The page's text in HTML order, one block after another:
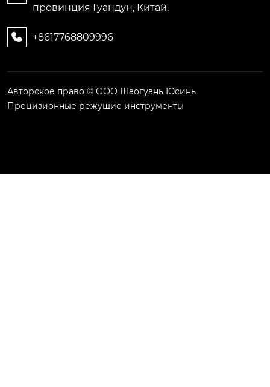
провинция Гуандун, Китай.
 +8617768809996
Авторское право © ООО Шаогуань Юсинь
Прецизионные режущие инструменты